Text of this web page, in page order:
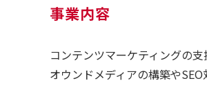
事業内容
コンテンツマーケティングの
オウンドメディアの構築や